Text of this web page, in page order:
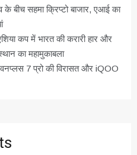
बीच सहमा क्रिप्टो बाजार, एआई का
कप में भारत की करारी हार और
का महामुकाबला
वनप्लस 7 प्रो की विरासत और iQOO